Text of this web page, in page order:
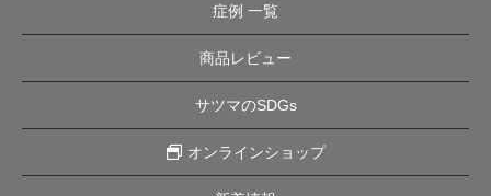
症例 一覧
商品レビュー
サツマのSDGs
オンラインショップ